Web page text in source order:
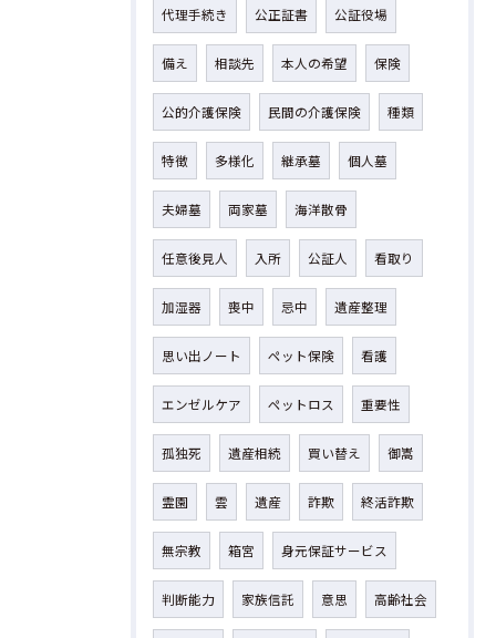
代理手続き 公正証書 公証役場
備え 相談先 本人の希望 保険
公的介護保険 民間の介護保険 種類
特徴 多様化 継承墓 個人墓
夫婦墓 両家墓 海洋散骨
任意後見人 入所 公証人 看取り
加湿器 喪中 忌中 遺産整理
思い出ノート ペット保険 看護
エンゼルケア ペットロス 重要性
孤独死 遺産相続 買い替え 御嵩
霊園 雲 遺産 詐欺 終活詐欺
無宗教 箱宮 身元保証サービス
判断能力 家族信託 意思 高齢社会